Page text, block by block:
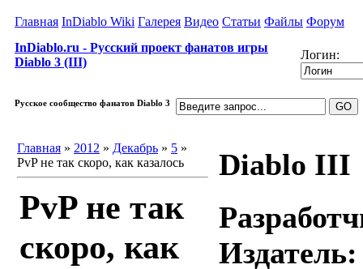
Главная InDiablo Wiki Галерея Видео Статьи Файлы Форум
InDiablo.ru - Русский проект фанатов игры
Diablo 3 (III)
Логин:
Русское сообщество фанатов Diablo 3
Главная » 2012 » Декабрь » 5 »
PvP не так скоро, как казалось
PvP не так
скоро, как
Diablo III
Издатель: